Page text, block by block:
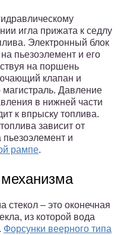
игла прижата к седлу
Электронный блок
пьезоэлемент и его
на поршень
клапан и
магистраль. Давление
в нижней части
к впрыску топлива.
зависит от
пьезоэлемент и
рампе.
– это оконечная
из которой вода
. Форсунки веерного типа